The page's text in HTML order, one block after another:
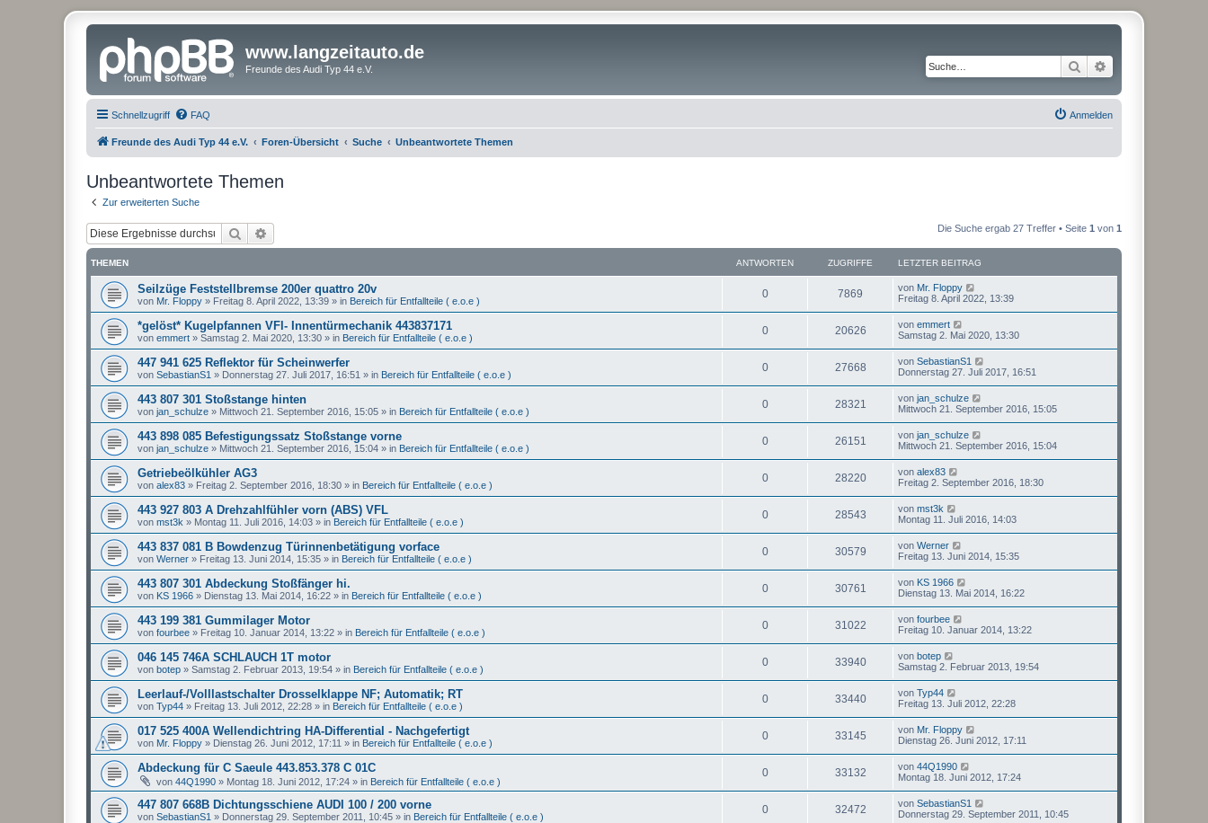
www.langzeitauto.de
Freunde des Audi Typ 44 e.V. Suche
Schnellzugriff FAQ Anmelden
Freunde des Audi Typ 44 e.V. Foren-Übersicht Suche Unbeantwortete Themen
Unbeantwortete Themen
Zur erweiterten Suche
Suche Die Suche ergab 27 Treffer • Seite 1 von 1
THEMEN ANTWORTEN ZUGRIFFE LETZTER BEITRAG
Seilzüge Feststellbremse 200er quattro 20v
von Mr. Floppy » Freitag 8. April 2022, 13:39 » in Bereich für Entfallteile ( e.o.e )
0 7869 von Mr. Floppy
Freitag 8. April 2022, 13:39
*gelöst* Kugelpfannen VFl- Innentürmechanik 443837171
von emmert » Samstag 2. Mai 2020, 13:30 » in Bereich für Entfallteile ( e.o.e )
0 20626 von emmert
Samstag 2. Mai 2020, 13:30
447 941 625 Reflektor für Scheinwerfer
von SebastianS1 » Donnerstag 27. Juli 2017, 16:51 » in Bereich für Entfallteile ( e.o.e )
0 27668 von SebastianS1
Donnerstag 27. Juli 2017, 16:51
443 807 301 Stoßstange hinten
von jan_schulze » Mittwoch 21. September 2016, 15:05 » in Bereich für Entfallteile ( e.o.e )
0 28321 von jan_schulze
Mittwoch 21. September 2016, 15:05
443 898 085 Befestigungssatz Stoßstange vorne
von jan_schulze » Mittwoch 21. September 2016, 15:04 » in Bereich für Entfallteile ( e.o.e )
0 26151 von jan_schulze
Mittwoch 21. September 2016, 15:04
Getriebeölkühler AG3
von alex83 » Freitag 2. September 2016, 18:30 » in Bereich für Entfallteile ( e.o.e )
0 28220 von alex83
Freitag 2. September 2016, 18:30
443 927 803 A Drehzahlfühler vorn (ABS) VFL
von mst3k » Montag 11. Juli 2016, 14:03 » in Bereich für Entfallteile ( e.o.e )
0 28543 von mst3k
Montag 11. Juli 2016, 14:03
443 837 081 B Bowdenzug Türinnenbetätigung vorface
von Werner » Freitag 13. Juni 2014, 15:35 » in Bereich für Entfallteile ( e.o.e )
0 30579 von Werner
Freitag 13. Juni 2014, 15:35
443 807 301 Abdeckung Stoßfänger hi.
von KS 1966 » Dienstag 13. Mai 2014, 16:22 » in Bereich für Entfallteile ( e.o.e )
0 30761 von KS 1966
Dienstag 13. Mai 2014, 16:22
443 199 381 Gummilager Motor
von fourbee » Freitag 10. Januar 2014, 13:22 » in Bereich für Entfallteile ( e.o.e )
0 31022 von fourbee
Freitag 10. Januar 2014, 13:22
046 145 746A SCHLAUCH 1T motor
von botep » Samstag 2. Februar 2013, 19:54 » in Bereich für Entfallteile ( e.o.e )
0 33940 von botep
Samstag 2. Februar 2013, 19:54
Leerlauf-/Volllastschalter Drosselklappe NF; Automatik; RT
von Typ44 » Freitag 13. Juli 2012, 22:28 » in Bereich für Entfallteile ( e.o.e )
0 33440 von Typ44
Freitag 13. Juli 2012, 22:28
017 525 400A Wellendichtring HA-Differential - Nachgefertigt
von Mr. Floppy » Dienstag 26. Juni 2012, 17:11 » in Bereich für Entfallteile ( e.o.e )
0 33145 von Mr. Floppy
Dienstag 26. Juni 2012, 17:11
Abdeckung für C Saeule 443.853.378 C 01C
von 44Q1990 » Montag 18. Juni 2012, 17:24 » in Bereich für Entfallteile ( e.o.e )
0 33132 von 44Q1990
Montag 18. Juni 2012, 17:24
447 807 668B Dichtungsschiene AUDI 100 / 200 vorne
von SebastianS1 » Donnerstag 29. September 2011, 10:45 » in Bereich für Entfallteile ( e.o.e )
0 32472 von SebastianS1
Donnerstag 29. September 2011, 10:45